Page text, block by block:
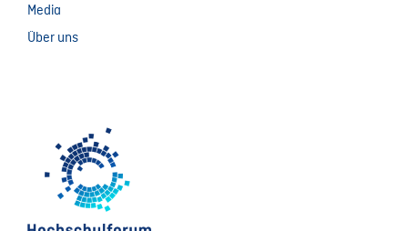
Media
Über uns